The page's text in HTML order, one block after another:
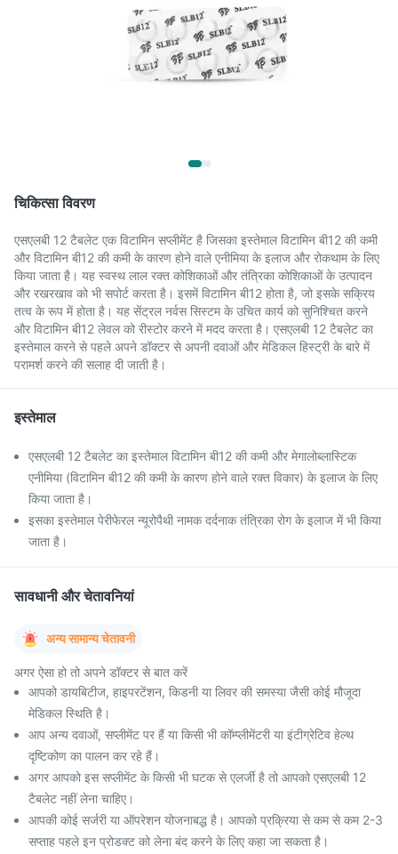
चिकित्सा विवरण
एसएलबी 12 टैबलेट एक विटामिन सप्लीमेंट है जिसका इस्तेमाल विटामिन बी12 की कमी
और विटामिन बी12 की कमी के कारण होने वाले एनीमिया के इलाज और रोकथाम के लिए
किया जाता है। यह स्वस्थ लाल रक्त कोशिकाओं और तंत्रिका कोशिकाओं के उत्पादन
और रखरखाव को भी सपोर्ट करता है। इसमें विटामिन बी12 होता है, जो इसके सक्रिय
तत्व के रूप में होता है। यह सेंट्रल नर्वस सिस्टम के उचित कार्य को सुनिश्चित करने
और विटामिन बी12 लेवल को रीस्टोर करने में मदद करता है। एसएलबी 12 टैबलेट का
इस्तेमाल करने से पहले अपने डॉक्टर से अपनी दवाओं और मेडिकल हिस्ट्री के बारे में
परामर्श करने की सलाह दी जाती है।
इस्तेमाल
एसएलबी 12 टैबलेट का इस्तेमाल विटामिन बी12 की कमी और मेगालोब्लास्टिक
एनीमिया (विटामिन बी12 की कमी के कारण होने वाले रक्त विकार) के इलाज के लिए
किया जाता है।
इसका इस्तेमाल पेरीफेरल न्यूरोपैथी नामक दर्दनाक तंत्रिका रोग के इलाज में भी किया
जाता है।
सावधानी और चेतावनियां
अन्य सामान्य चेतावनी
अगर ऐसा हो तो अपने डॉक्टर से बात करें
आपको डायबिटीज, हाइपरटेंशन, किडनी या लिवर की समस्या जैसी कोई मौजूदा
मेडिकल स्थिति है।
आप अन्य दवाओं, सप्लीमेंट पर हैं या किसी भी कॉम्प्लीमेंटरी या इंटीग्रेटिव हेल्थ
दृष्टिकोण का पालन कर रहे हैं।
अगर आपको इस सप्लीमेंट के किसी भी घटक से एलर्जी है तो आपको एसएलबी 12
टैबलेट नहीं लेना चाहिए।
आपकी कोई सर्जरी या ऑपरेशन योजनाबद्ध है। आपको प्रक्रिया से कम से कम 2-3
सप्ताह पहले इन प्रोडक्ट को लेना बंद करने के लिए कहा जा सकता है।